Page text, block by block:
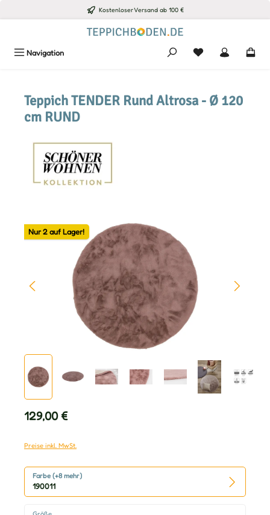
Zum Hauptinhalt springen Kostenloser Versand ab 100 €
Navigation Du hast 0
Teppich TENDER Rund Altrosa - Ø 120
cm RUND
Bildergalerie überspringen
Nur 2 auf Lager!
Regulärer Preis:
129,00 €
Preise inkl. MwSt.
Farbe (+8 mehr)
190011